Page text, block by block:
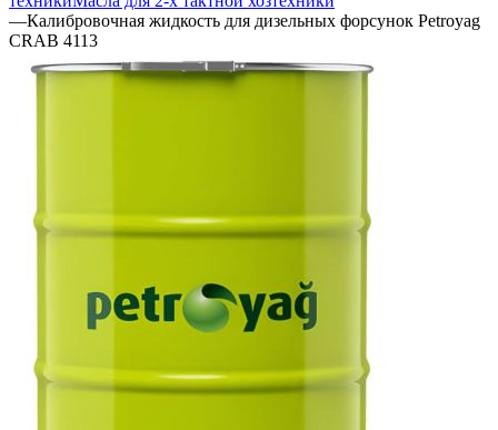
—Калибровочная жидкость для дизельных форсунок Petroyag
CRAB 4113